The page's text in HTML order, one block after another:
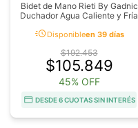
Bidet de Mano Rieti By Gadnic
Duchador Agua Caliente y Fría
acuteDisponibleen 39 días
$192.453
$105.849
45% OFF
DESDE 6 CUOTAS SIN INTERÉS